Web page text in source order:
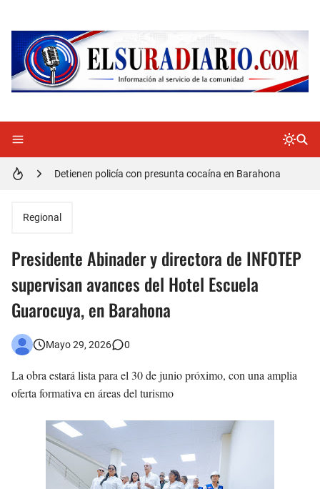
Regional
Presidente Abinader y directora de INFOTEP
supervisan avances del Hotel Escuela
Guarocuya, en Barahona
Mayo 29, 2026 0
La obra estará lista para el 30 de junio próximo, con una amplia
oferta formativa en áreas del turismo